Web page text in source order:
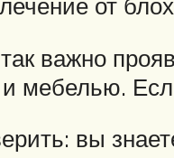
важно
мебелью.
вы